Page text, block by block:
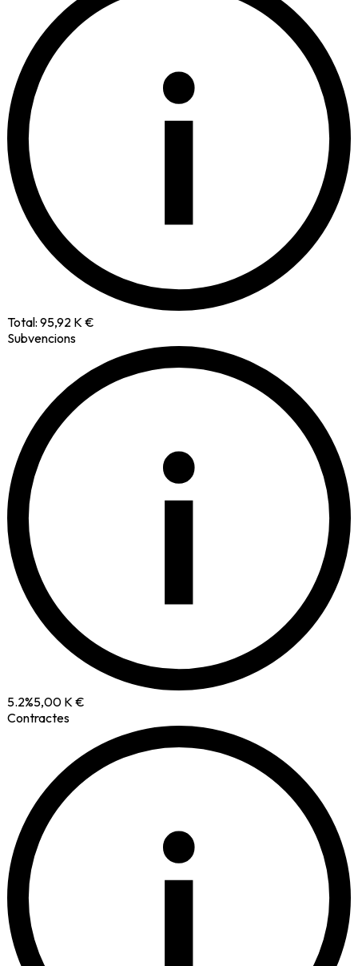
i
Total: 95,92 K €
Subvencions
i
5.2%5,00 K €
Contractes
i